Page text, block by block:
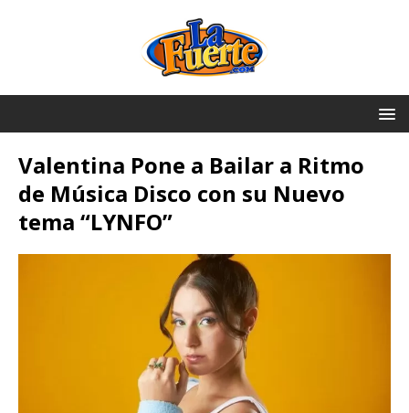
Valentina Pone a Bailar a Ritmo
de Música Disco con su Nuevo
tema “LYNFO”